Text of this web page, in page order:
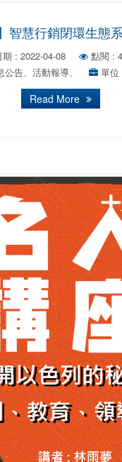
智慧行銷閉環生態
: 2022-04-08
點閱 :
告、活動報導、
單位
Read More